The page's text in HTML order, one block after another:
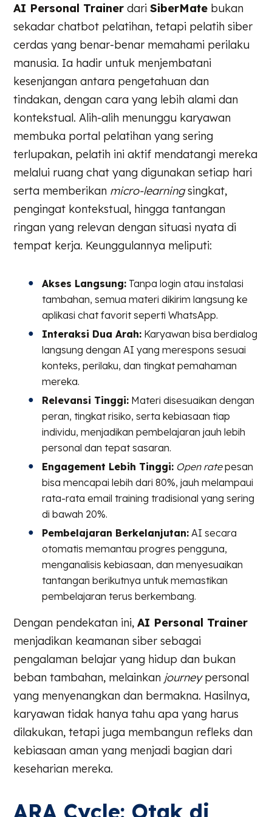
AI Personal Trainer dariSiberMate bukan
sekadar chatbot pelatihan, tetapi pelatih siber
cerdas yang benar-benar memahami perilaku
manusia. Ia hadir untuk menjembatani
kesenjangan antara pengetahuan dan
tindakan, dengan cara yang lebih alami dan
kontekstual. Alih-alih menunggu karyawan
membuka portal pelatihan yang sering
terlupakan, pelatih ini aktif mendatangi mereka
melalui ruang chat yang digunakan setiap hari
serta memberikan micro-learningsingkat,
pengingat kontekstual, hingga tantangan
ringan yang relevan dengan situasi nyata di
tempat kerja. Keunggulannya meliputi:
Akses Langsung: Tanpa login atau instalasi
tambahan, semua materi dikirim langsung ke
aplikasi chat favorit seperti WhatsApp.
Interaksi Dua Arah: Karyawan bisa berdialog
langsung dengan AI yang merespons sesuai
konteks, perilaku, dan tingkat pemahaman
mereka.
Relevansi Tinggi: Materi disesuaikan dengan
peran, tingkat risiko, serta kebiasaan tiap
individu, menjadikan pembelajaran jauh lebih
personal dan tepat sasaran.
Engagement Lebih Tinggi: Open ratepesan
bisa mencapai lebih dari 80%, jauh melampaui
rata-rata email training tradisional yang sering
di bawah 20%.
Pembelajaran Berkelanjutan: AI secara
otomatis memantau progres pengguna,
menganalisis kebiasaan, dan menyesuaikan
tantangan berikutnya untuk memastikan
pembelajaran terus berkembang.
Dengan pendekatan ini,AI Personal Trainer
menjadikan keamanan siber sebagai
pengalaman belajar yang hidup dan bukan
beban tambahan, melainkan journeypersonal
yang menyenangkan dan bermakna. Hasilnya,
karyawan tidak hanya tahu apa yang harus
dilakukan, tetapi juga membangun refleks dan
kebiasaan aman yang menjadi bagian dari
keseharian mereka.